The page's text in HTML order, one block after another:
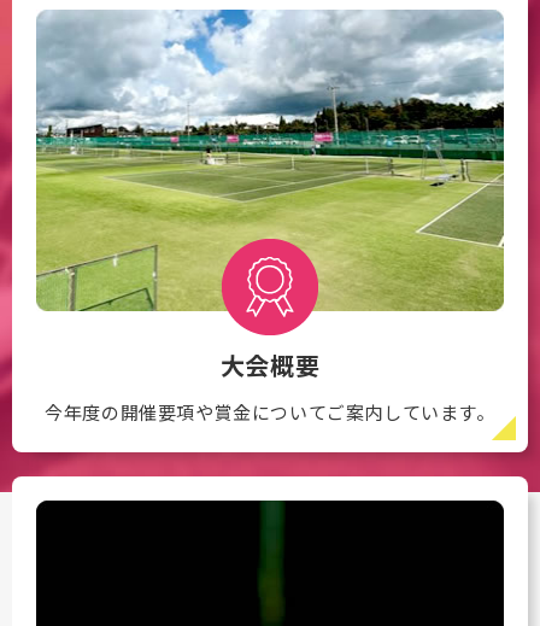
大会概要
今年度の開催要項や賞金についてご案内しています。